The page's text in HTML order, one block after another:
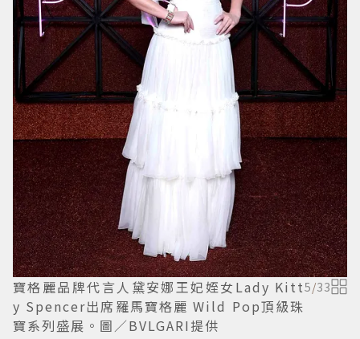
寶格麗品牌代言人黛安娜王妃姪女Lady Kitt
y Spencer出席羅馬寶格麗 Wild Pop頂級珠
寶系列盛展。圖／BVLGARI提供
5/33